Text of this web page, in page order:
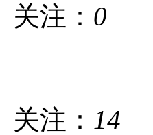
关注： 0
关注： 14